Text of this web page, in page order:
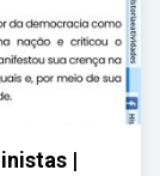
|